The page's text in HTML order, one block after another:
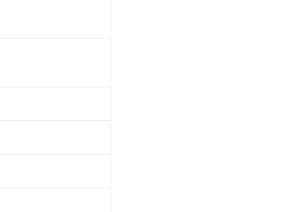
諾なく第三者に漏洩または開示しないようお願いしま
ご利用いただくには、I-Webメンバーズにご登録され
取引・商談に必要な範囲で利用することをご了承くだ
することがあります。
過去に遡って非含有を証明するものではありません。
では、対応完了までの期間は出荷製品に未対応品が
あることを示します。
漏えいし、環境に深刻な影響を及ぼさない年数を意
ださい。
上記1、2および3の内容を当該第三者に通知します。
が違法に輸出するおそれがある場合は、取り引きをい
様のお取引先、またはお客様担当のオムロン制御
)
していない機種